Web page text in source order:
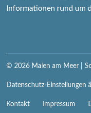
Informationen rund um
© 2026 Malen am Meer |
Datenschutz-Einstellungen
Navigation
Kontakt Impressum